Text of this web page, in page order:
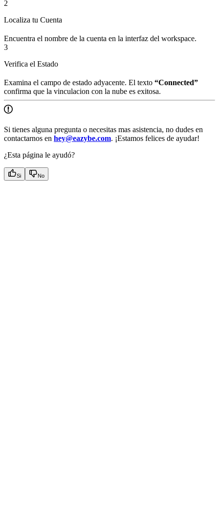
2
Localiza tu Cuenta
Encuentra el nombre de la cuenta en la interfaz del workspace.
3
Verifica el Estado
Examina el campo de estado adyacente. El texto “Connected”
confirma que la vinculacion con la nube es exitosa.
Si tienes alguna pregunta o necesitas mas asistencia, no dudes en
contactarnos en hey@eazybe.com. ¡Estamos felices de ayudar!
¿Esta página le ayudó?
Si No